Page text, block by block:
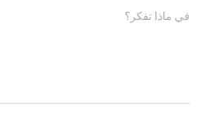
في ماذا تفكر؟